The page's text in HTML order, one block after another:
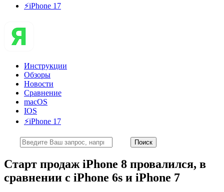
⚡️iPhone 17
Инструкции
Обзоры
Новости
Сравнение
macOS
IOS
⚡️iPhone 17
Старт продаж iPhone 8 провалился, в
сравнении с iPhone 6s и iPhone 7